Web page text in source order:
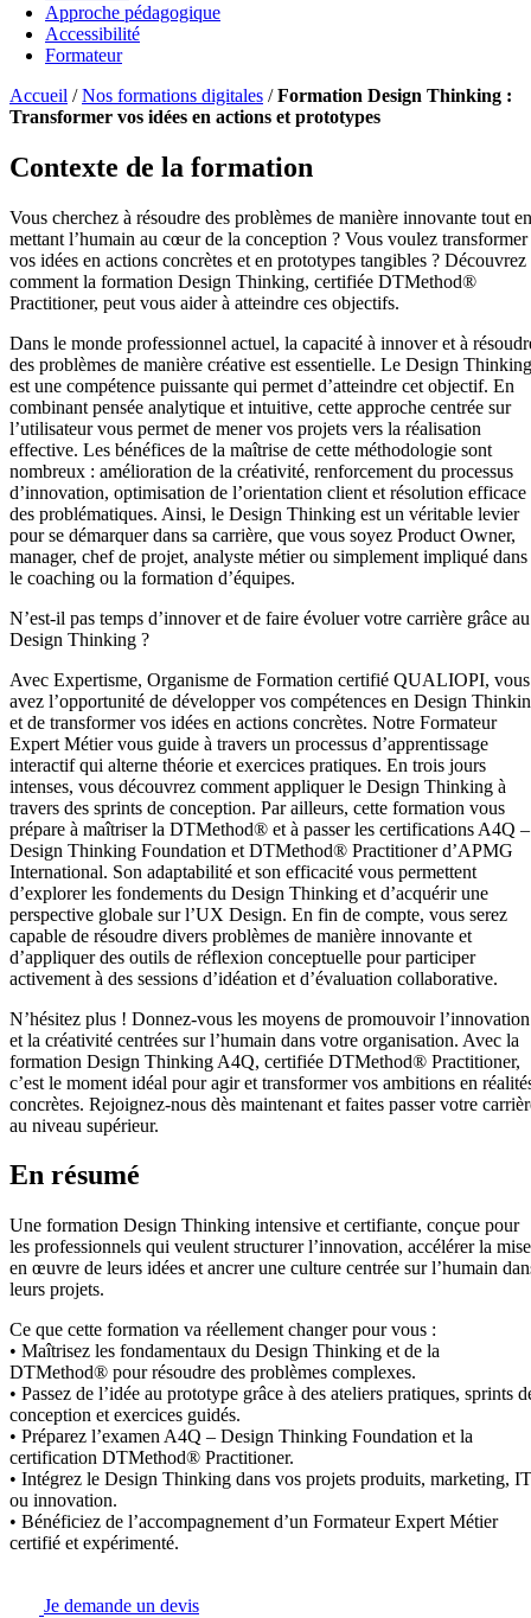
Approche pédagogique
Accessibilité
Formateur
Accueil /Nos formations digitales /Formation Design Thinking :
Transformer vos idées en actions et prototypes
Contexte de la formation
Vous cherchez à résoudre des problèmes de manière innovante tout en
mettant l’humain au cœur de la conception ? Vous voulez transformer
vos idées en actions concrètes et en prototypes tangibles ? Découvrez
comment la formation Design Thinking, certifiée DTMethod®
Practitioner, peut vous aider à atteindre ces objectifs.
Dans le monde professionnel actuel, la capacité à innover et à
des problèmes de manière créative est essentielle. Le Design Thinking
est une compétence puissante qui permet d’atteindre cet objectif. En
combinant pensée analytique et intuitive, cette approche centrée sur
l’utilisateur vous permet de mener vos projets vers la réalisation
effective. Les bénéfices de la maîtrise de cette méthodologie sont
nombreux : amélioration de la créativité, renforcement du processus
d’innovation, optimisation de l’orientation client et résolution efficace
des problématiques. Ainsi, le Design Thinking est un véritable levier
pour se démarquer dans sa carrière, que vous soyez Product Owner,
manager, chef de projet, analyste métier ou simplement impliqué dans
le coaching ou la formation d’équipes.
N’est-il pas temps d’innover et de faire évoluer votre carrière grâce au
Design Thinking ?
Avec Expertisme, Organisme de Formation certifié QUALIOPI, vous
avez l’opportunité de développer vos compétences en Design
et de transformer vos idées en actions concrètes. Notre Formateur
Expert Métier vous guide à travers un processus d’apprentissage
interactif qui alterne théorie et exercices pratiques. En trois jours
intenses, vous découvrez comment appliquer le Design Thinking à
travers des sprints de conception. Par ailleurs, cette formation vous
prépare à maîtriser la DTMethod® et à passer les certifications A4Q –
Design Thinking Foundation et DTMethod® Practitioner d’APMG
International. Son adaptabilité et son efficacité vous permettent
d’explorer les fondements du Design Thinking et d’acquérir une
perspective globale sur l’UX Design. En fin de compte, vous serez
capable de résoudre divers problèmes de manière innovante et
d’appliquer des outils de réflexion conceptuelle pour participer
activement à des sessions d’idéation et d’évaluation collaborative.
N’hésitez plus ! Donnez-vous les moyens de promouvoir l’innovation
et la créativité centrées sur l’humain dans votre organisation. Avec la
formation Design Thinking A4Q, certifiée DTMethod® Practitioner,
c’est le moment idéal pour agir et transformer vos ambitions en
concrètes. Rejoignez-nous dès maintenant et faites passer votre
au niveau supérieur.
En résumé
Une formation Design Thinking intensive et certifiante, conçue pour
les professionnels qui veulent structurer l’innovation, accélérer la mise
en œuvre de leurs idées et ancrer une culture centrée sur l’humain
leurs projets.
Ce que cette formation va réellement changer pour vous :
• Maîtrisez les fondamentaux du Design Thinking et de la
DTMethod® pour résoudre des problèmes complexes.
• Passez de l’idée au prototype grâce à des ateliers pratiques, sprints
conception et exercices guidés.
• Préparez l’examen A4Q – Design Thinking Foundation et la
certification DTMethod® Practitioner.
• Intégrez le Design Thinking dans vos projets produits, marketing, IT
ou innovation.
• Bénéficiez de l’accompagnement d’un Formateur Expert Métier
certifié et expérimenté.
Je demande un devis